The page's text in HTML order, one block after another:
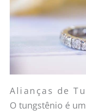
Alianças de
O tungstênio é